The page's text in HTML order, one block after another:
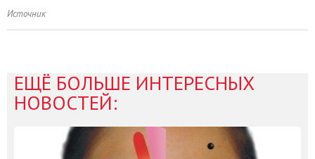
Источник
ЕЩЁ БОЛЬШЕ ИНТЕРЕСНЫХ
НОВОСТЕЙ: